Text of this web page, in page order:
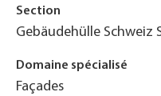
Section
Gebäudehülle Schweiz
Domaine spécialisé
Façades